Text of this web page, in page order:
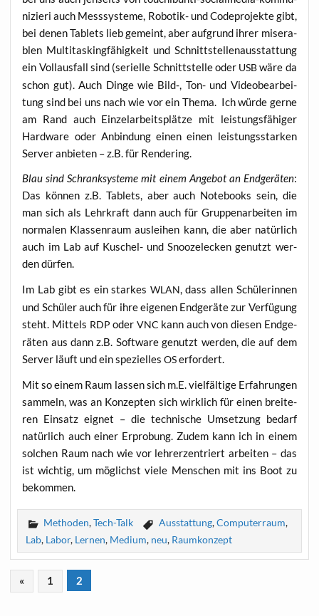
ni­zie­ri auch Mess­sys­te­me, Robo­tik- und Code­pro­jek­te gibt,
bei denen Tablets lieb gemeint, aber auf­grund ihrer mise­ra­
blen Mul­ti­tas­king­fä­hig­keit und Schnitt­stel­len­aus­stat­tung
ein Voll­aus­fall sind (seri­el­le Schnitt­stel­le oder USBwäre da
schon gut). Auch Din­ge wie Bild‑, Ton- und Video­be­ar­bei­
tung sind bei uns nach wie vor ein The­ma. Ich wür­de ger­ne
am Rand auch Ein­zel­ar­beits­plät­ze mit leis­tungs­fä­hi­ger
Hard­ware oder Anbin­dung einen einen leis­tungs­star­ken
Ser­ver anbie­ten – z.B. für Rendering.
Blau sind Schrank­sys­te­me mit einem Ange­bot an End­ge­rä­ten:
Das kön­nen z.B. Tablets, aber auch Note­books sein, die
man sich als Lehr­kraft dann auch für Grup­pen­ar­bei­ten im
nor­ma­len Klas­sen­raum aus­lei­hen kann, die aber natür­lich
auch im Lab auf Kuschel- und Snoo­zele­cken genutzt wer­
den dürfen.
Im Lab gibt es ein star­kes WLAN, dass allen Schü­le­rin­nen
und Schü­ler auch für ihre eige­nen End­ge­rä­te zur Ver­fü­gung
steht. Mit­tels RDP oder VNC kann auch von die­sen End­ge­
rä­ten aus dann z.B. Soft­ware genutzt wer­den, die auf dem
Ser­ver läuft und ein spe­zi­el­lesOSerfordert.
Mit so einem Raum las­sen sich m.E. viel­fäl­ti­ge Erfah­run­gen
sam­meln, was an Kon­zep­ten sich wirk­lich für einen brei­te­
ren Ein­satz eig­net – die tech­ni­sche Umset­zung bedarf
natür­lich auch einer Erpro­bung. Zudem kann ich in einem
sol­chen Raum nach wie vor leh­rer­zen­triert arbei­ten – das
ist wich­tig, um mög­lichst vie­le Men­schen mit ins Boot zu
bekommen.
Methoden,Tech-Talk Ausstattung,Computerraum,
Lab, Labor, Lernen, Medium, neu, Raumkonzept
« 1 2